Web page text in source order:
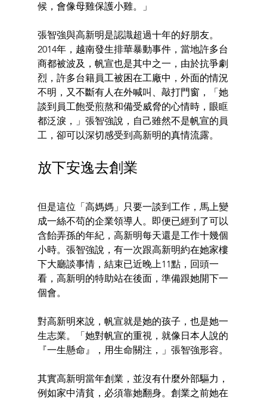
候，會像母雞保護小雞。」
張智強與高新明是認識超過十年的好朋友。
2014年，越南發生排華暴動事件，當地許多台
商都被波及，帆宣也是其中之一，由於抗爭劇
烈，許多台籍員工被困在工廠中，外面的情況
不明，又不斷有人在外喊叫、敲打門窗，「她
談到員工飽受煎熬和備受威脅的心情時，眼眶
都泛淚，」張智強說，自己雖然不是帆宣的員
工，卻可以深切感受到高新明的真情流露。
放下安逸去創業
但是這位「高媽媽」只要一談到工作，馬上變
成一絲不苟的企業領導人。即便已經到了可以
含飴弄孫的年紀，高新明每天還是工作十幾個
小時。張智強說，有一次跟高新明約在她家樓
下大廳談事情，結束已近晚上11點，回頭一
看，高新明的特助站在後面，準備跟她開下一
個會。
對高新明來說，帆宣就是她的孩子，也是她一
生志業。「她對帆宣的重視，就像日本人說的
『一生懸命』，用生命關注，」張智強形容。
其實高新明當年創業，並沒有什麼外部驅力，
例如家中清貧，必須靠她翻身。創業之前她在